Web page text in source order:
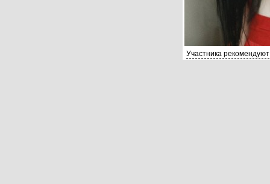
Участника рекомендуют